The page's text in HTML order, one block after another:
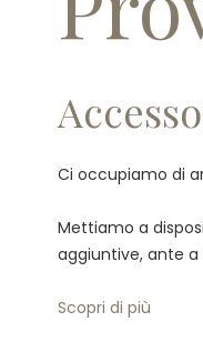
Ci occupiamo di
Mettiamo a
aggiuntive, ante a
Scopri di più